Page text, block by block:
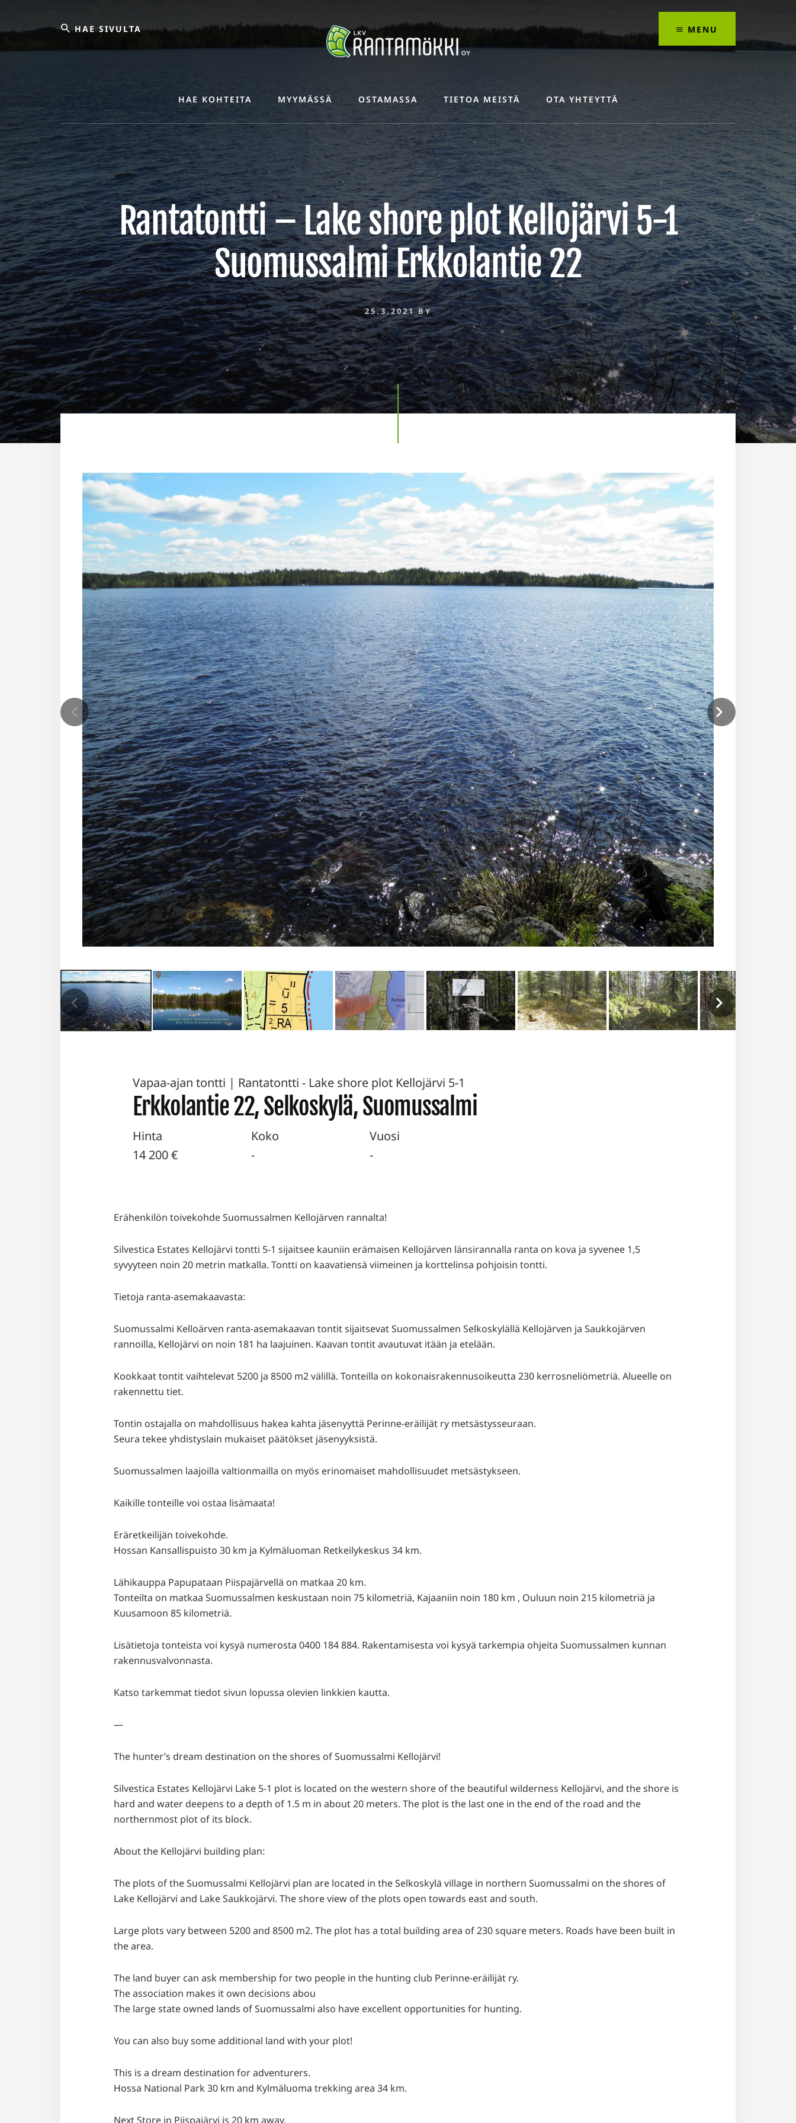
content
MENU
Hae
HAE KOHTEITA MYYMÄSSÄ OSTAMASSA TIETOA MEISTÄ OTA YHTEYTTÄ
Rantatontti – Lake shore plot Kellojärvi 5-1
Suomussalmi Erkkolantie 22
25.3.2021BY
Vapaa-ajan tontti | Rantatontti - Lake shore plot Kellojärvi 5-1
Erkkolantie 22, Selkoskylä, Suomussalmi
Hinta
14 200 €
Koko
-
Vuosi
-
Erähenkilön toivekohde Suomussalmen Kellojärven rannalta!
Silvestica Estates Kellojärvi tontti 5-1 sijaitsee kauniin erämaisen Kellojärven länsirannalla ranta on kova ja syvenee 1,5
syvyyteen noin 20 metrin matkalla. Tontti on kaavatiensä viimeinen ja korttelinsa pohjoisin tontti.
Tietoja ranta-asemakaavasta:
Suomussalmi Kelloärven ranta-asemakaavan tontit sijaitsevat Suomussalmen Selkoskylällä Kellojärven ja Saukkojärven
rannoilla, Kellojärvi on noin 181 ha laajuinen. Kaavan tontit avautuvat itään ja etelään.
Kookkaat tontit vaihtelevat 5200 ja 8500 m2 välillä. Tonteilla on kokonaisrakennusoikeutta 230 kerrosneliömetriä. Alueelle on
rakennettu tiet.
Tontin ostajalla on mahdollisuus hakea kahta jäsenyyttä Perinne-eräilijät ry metsästysseuraan.
Seura tekee yhdistyslain mukaiset päätökset jäsenyyksistä.
Suomussalmen laajoilla valtionmailla on myös erinomaiset mahdollisuudet metsästykseen.
Kaikille tonteille voi ostaa lisämaata!
Eräretkeilijän toivekohde.
Hossan Kansallispuisto 30 km ja Kylmäluoman Retkeilykeskus 34 km.
Lähikauppa Papupataan Piispajärvellä on matkaa 20 km.
Tonteilta on matkaa Suomussalmen keskustaan noin 75 kilometriä, Kajaaniin noin 180 km , Ouluun noin 215 kilometriä ja
Kuusamoon 85 kilometriä.
Lisätietoja tonteista voi kysyä numerosta 0400 184 884. Rakentamisesta voi kysyä tarkempia ohjeita Suomussalmen kunnan
rakennusvalvonnasta.
Katso tarkemmat tiedot sivun lopussa olevien linkkien kautta.
—
The hunter’s dream destination on the shores of Suomussalmi Kellojärvi!
Silvestica Estates Kellojärvi Lake 5-1 plot is located on the western shore of the beautiful wilderness Kellojärvi, and the shore is
hard and water deepens to a depth of 1.5 m in about 20 meters. The plot is the last one in the end of the road and the
northernmost plot of its block.
About the Kellojärvi building plan:
The plots of the Suomussalmi Kellojärvi plan are located in the Selkoskylä village in northern Suomussalmi on the shores of
Lake Kellojärvi and Lake Saukkojärvi. The shore view of the plots open towards east and south.
Large plots vary between 5200 and 8500 m2. The plot has a total building area of 230 square meters. Roads have been built in
the area.
The land buyer can ask membership for two people in the hunting club Perinne-eräilijät ry.
The association makes it own decisions abou
The large state owned lands of Suomussalmi also have excellent opportunities for hunting.
You can also buy some additional land with your plot!
This is a dream destination for adventurers.
Hossa National Park 30 km and Kylmäluoma trekking area 34 km.
Next Store in Piispajärvi is 20 km away.